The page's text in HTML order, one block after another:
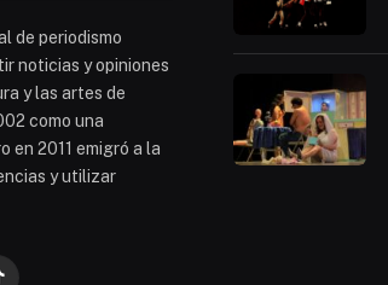
de periodismo
noticias y opiniones
y las artes de
como una
en 2011 emigró a la
y utilizar